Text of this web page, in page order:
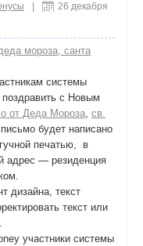
26 декабря
системы
с Новым
от Деда Мороза, св.
будет написано
печатью, в
адрес — резиденция
дизайна, текст
текст или
участники системы